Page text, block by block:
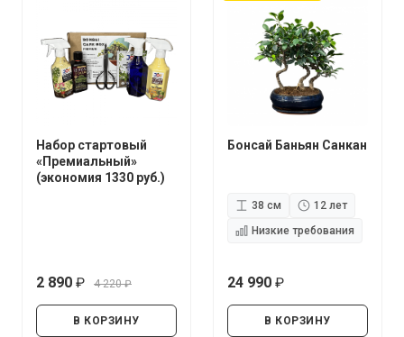
Набор стартовый
«Премиальный»
(экономия 1330 руб.)
2 890
4 220
В КОРЗИНУ
Бонсай Баньян Санкан
38 см
12 лет
Низкие требования
24 990
В КОРЗИНУ